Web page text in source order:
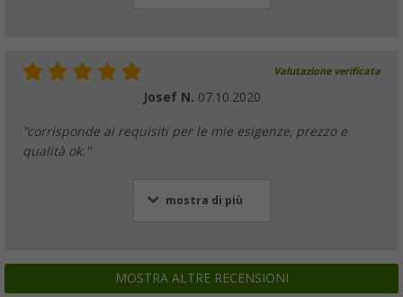
Valutazione verificata
Josef N. 07.10.2020
"corrisponde ai requisiti per le mie esigenze, prezzo e
qualità ok."
mostra di più
MOSTRA ALTRE RECENSIONI